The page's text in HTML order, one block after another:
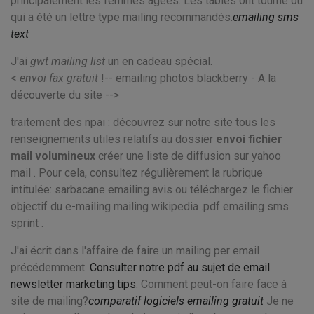
qui a été un lettre type mailing recommandés.emailing sms
text
J'ai gwt mailing list un en cadeau spécial.
< envoi fax gratuit !-- emailing photos blackberry - A la
découverte du site -->
traitement des npai : découvrez sur notre site tous les
renseignements utiles relatifs au dossier envoi fichier
mail volumineux créer une liste de diffusion sur yahoo
mail . Pour cela, consultez régulièrement la rubrique
intitulée: sarbacane emailing avis ou téléchargez le fichier
objectif du e-mailing mailing wikipedia .pdf emailing sms
sprint .
J'ai écrit dans l'affaire de faire un mailing per email
précédemment. Consulter notre pdf au sujet de email
newsletter marketing tips. Comment peut-on faire face à
site de mailing?comparatif logiciels emailing gratuit Je ne